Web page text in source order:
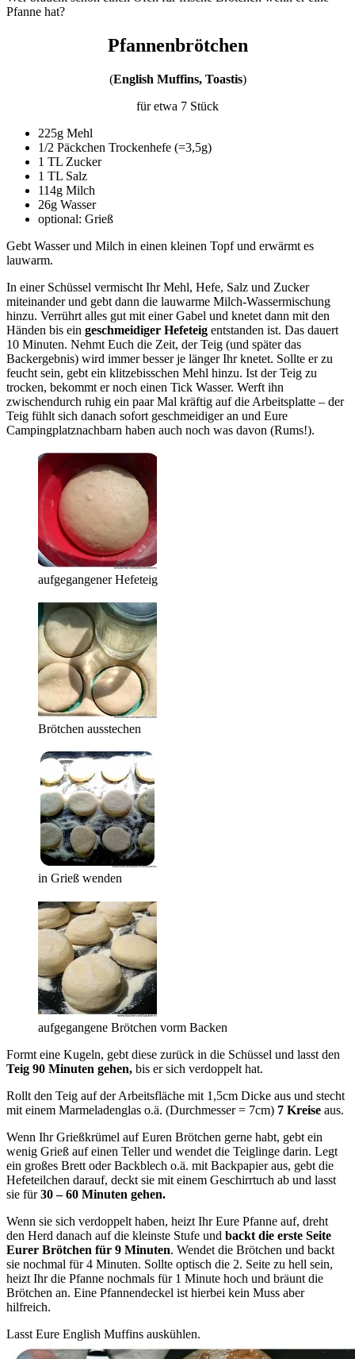
Pfanne hat?
Pfannenbrötchen
(English Muffins, Toastis)
für etwa 7 Stück
225g Mehl
1/2 Päckchen Trockenhefe (=3,5g)
1 TL Zucker
1 TL Salz
114g Milch
26g Wasser
optional: Grieß
Gebt Wasser und Milch in einen kleinen Topf und erwärmt es
lauwarm.
In einer Schüssel vermischt Ihr Mehl, Hefe, Salz und Zucker
miteinander und gebt dann die lauwarme Milch-Wassermischung
hinzu. Verrührt alles gut mit einer Gabel und knetet dann mit den
Händen bis ein geschmeidiger Hefeteig entstanden ist. Das dauert
10 Minuten. Nehmt Euch die Zeit, der Teig (und später das
Backergebnis) wird immer besser je länger Ihr knetet. Sollte er zu
feucht sein, gebt ein klitzebisschen Mehl hinzu. Ist der Teig zu
trocken, bekommt er noch einen Tick Wasser. Werft ihn
zwischendurch ruhig ein paar Mal kräftig auf die Arbeitsplatte – der
Teig fühlt sich danach sofort geschmeidiger an und Eure
Campingplatznachbarn haben auch noch was davon (Rums!).
aufgegangener Hefeteig
Brötchen ausstechen
in Grieß wenden
aufgegangene Brötchen vorm Backen
Formt eine Kugeln, gebt diese zurück in die Schüssel und lasst den
Teig 90 Minuten gehen, bis er sich verdoppelt hat.
Rollt den Teig auf der Arbeitsfläche mit 1,5cm Dicke aus und stecht
mit einem Marmeladenglas o.ä. (Durchmesser = 7cm) 7 Kreise aus.
Wenn Ihr Grießkrümel auf Euren Brötchen gerne habt, gebt ein
wenig Grieß auf einen Teller und wendet die Teiglinge darin. Legt
ein großes Brett oder Backblech o.ä. mit Backpapier aus, gebt die
Hefeteilchen darauf, deckt sie mit einem Geschirrtuch ab und lasst
sie für30 – 60 Minuten gehen.
Wenn sie sich verdoppelt haben, heizt Ihr Eure Pfanne auf, dreht
den Herd danach auf die kleinste Stufe und backt die erste Seite
Eurer Brötchen für 9 Minuten. Wendet die Brötchen und backt
sie nochmal für 4 Minuten. Sollte optisch die 2. Seite zu hell sein,
heizt Ihr die Pfanne nochmals für 1 Minute hoch und bräunt die
Brötchen an. Eine Pfannendeckel ist hierbei kein Muss aber
hilfreich.
Lasst Eure English Muffins auskühlen.